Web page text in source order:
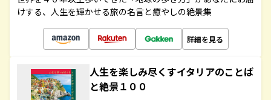
けする、人生を輝かせる旅の名言と癒やしの絶景集
詳細を見る
人生を楽しみ尽くすイタリアのことば
と絶景１００